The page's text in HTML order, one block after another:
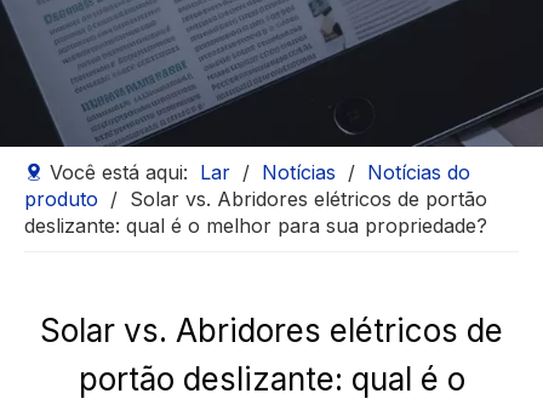
Você está aqui: Lar / Notícias / Notícias do
produto / Solar vs. Abridores elétricos de portão
deslizante: qual é o melhor para sua propriedade?
Solar vs. Abridores elétricos de
portão deslizante: qual é o